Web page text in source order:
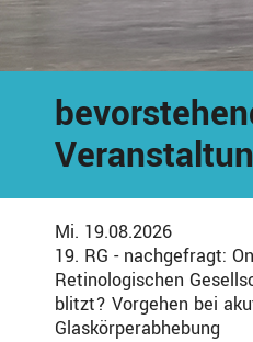
Mi. 19.08.2026
19. RG - nachgefragt:
Retinologischen
blitzt? Vorgehen bei
Glaskörperabhebung